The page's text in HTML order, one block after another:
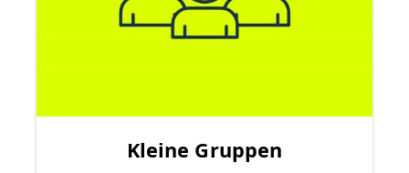
Kleine Gruppen